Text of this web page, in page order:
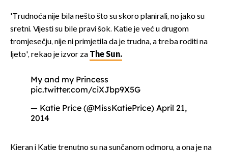
'Trudnoća nije bila nešto što su skoro planirali, no jako su
sretni. Vijesti su bile pravi šok. Katie je već u drugom
tromjesečju, nije ni primjetila da je trudna, a treba roditi na
ljeto', rekao je izvor za The Sun.
My and my Princess
pic.twitter.com/ciXJbp9X5G
— Katie Price (@MissKatiePrice) April 21,
2014
Kieran i Katie trenutno su na sunčanom odmoru, a ona je na